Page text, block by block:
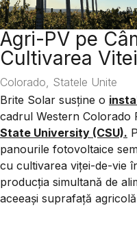
Agri-PV pe
Cultivarea
Colorado, Statele Unite
Brite Solar susține o
cadrul Western Colorado
State University (CSU).
panourile fotovoltaice
cu cultivarea viței-de-vie
producția simultană de
aceeași suprafață